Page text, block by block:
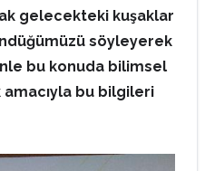
gelecekteki kuşaklar
söyleyerek
bu konuda bilimsel
amacıyla bu bilgileri